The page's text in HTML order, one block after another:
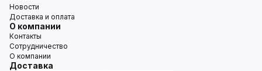
Новости
Доставка и оплата
О компании
Контакты
Сотрудничество
О компании
Доставка